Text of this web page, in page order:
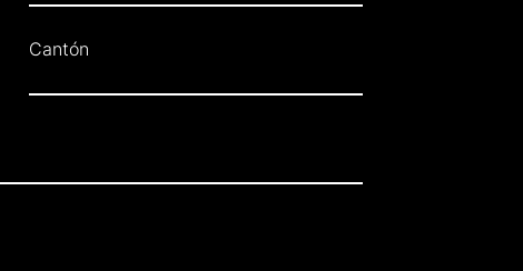
Cantón